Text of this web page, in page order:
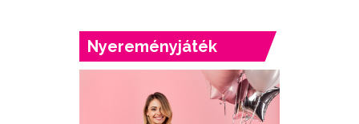
Nyereményjáték